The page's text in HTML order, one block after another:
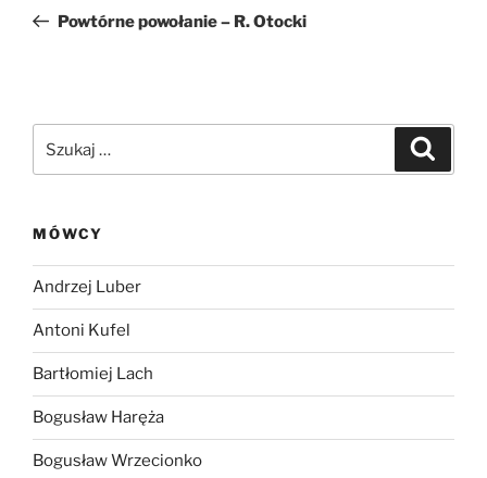
wpisPowtórne powołanie – R. Otocki
MÓWCY
Andrzej Luber
Antoni Kufel
Bartłomiej Lach
Bogusław Haręża
Bogusław Wrzecionko